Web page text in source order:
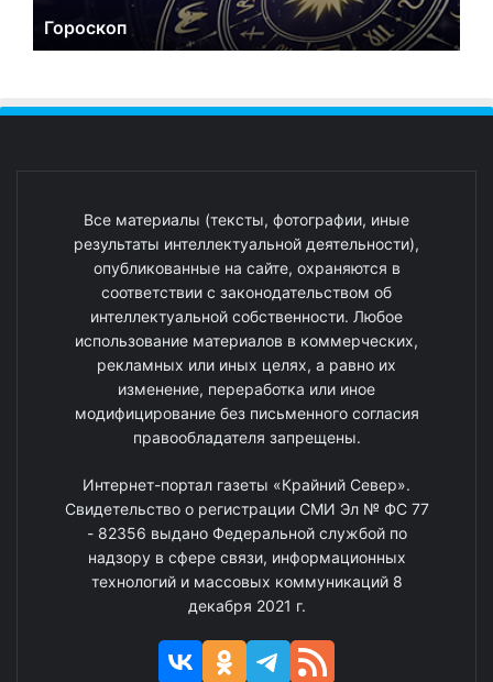
Гороскоп
Все материалы (тексты, фотографии, иные
результаты интеллектуальной деятельности),
опубликованные на сайте, охраняются в
соответствии с законодательством об
интеллектуальной собственности. Любое
использование материалов в коммерческих,
рекламных или иных целях, а равно их
изменение, переработка или иное
модифицирование без письменного согласия
правообладателя запрещены.
Интернет-портал газеты «Крайний Север».
Свидетельство о регистрации СМИ Эл № ФС 77
- 82356 выдано Федеральной службой по
надзору в сфере связи, информационных
технологий и массовых коммуникаций 8
декабря 2021 г.